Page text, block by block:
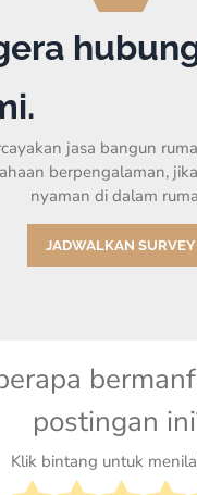
jasa bangun
berpengalaman,
nyaman di dalam
JADWALKAN SURVEY
postingan
Klik bintang untuk